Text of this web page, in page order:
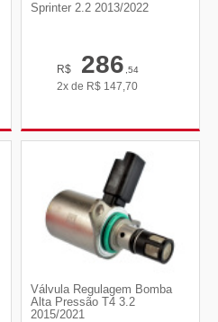
Sprinter 2.2 2013/2022
R$ 286,54
2x de R$ 147,70
Válvula Regulagem Bomba
Alta Pressão T4 3.2
2015/2021